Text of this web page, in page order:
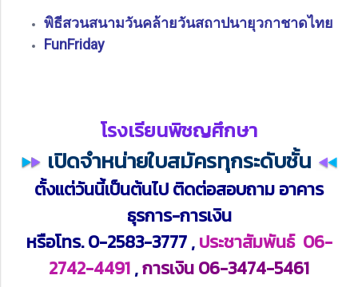
พิธีสวนสนามวันคล้ายวันสถาปนายุวกาชาดไทย
FunFriday
โรงเรียนพิชญศึกษา
เปิดจำหน่ายใบสมัครทุกระดับชั้น
ตั้งแต่วันนี้เป็นต้นไป ติดต่อสอบถาม อาคาร
ธุรการ-การเงิน
หรือโทร. 0-2583-3777 ,ประชาสัมพันธ์ 06-
2742-4491,การเงิน 06-3474-5461